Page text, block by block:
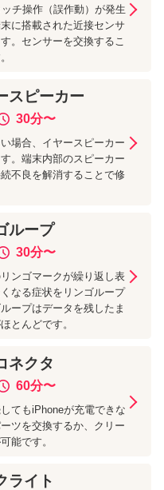
チ操作（誤作動）が発生
に搭載された近接センサ
。センサーを交換するこ
スピーカー
30分〜
場合、イヤースピーカー
。端末内部のスピーカー
不良を解消することで修
ループ
30分〜
ンゴマークが繰り返し表
なる症状をリンゴループ
ープはデータを残したま
とんどです。
ネクタ
60分〜
てもiPhoneが充電できな
ツを交換するか、クリー
能です。
ライト